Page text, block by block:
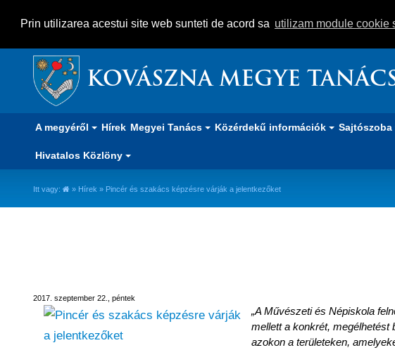
Prin utilizarea acestui site web sunteti de acord sa utilizam module cookie
KOVÁSZNA MEGYE
A megyéről Hírek Megyei Tanács Közérdekű információk Sajtószoba
Hivatalos Közlöny
Itt vagy: » Hírek » Pincér és szakács képzésre várják a jelentkezőket
2017. szeptember 22., péntek
„A Művészeti és Népiskola
mellett a konkrét,
azokon a területeken,